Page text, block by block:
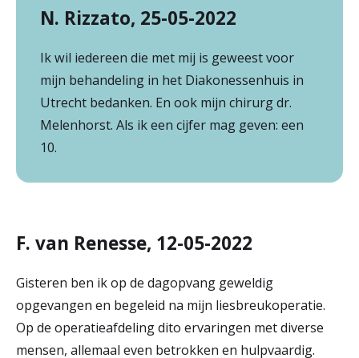
N. Rizzato, 25-05-2022
Ik wil iedereen die met mij is geweest voor
mijn behandeling in het Diakonessenhuis in
Utrecht bedanken. En ook mijn chirurg dr.
Melenhorst. Als ik een cijfer mag geven: een
10.
F. van Renesse, 12-05-2022
Gisteren ben ik op de dagopvang geweldig
opgevangen en begeleid na mijn liesbreukoperatie.
Op de operatieafdeling dito ervaringen met diverse
mensen, allemaal even betrokken en hulpvaardig.